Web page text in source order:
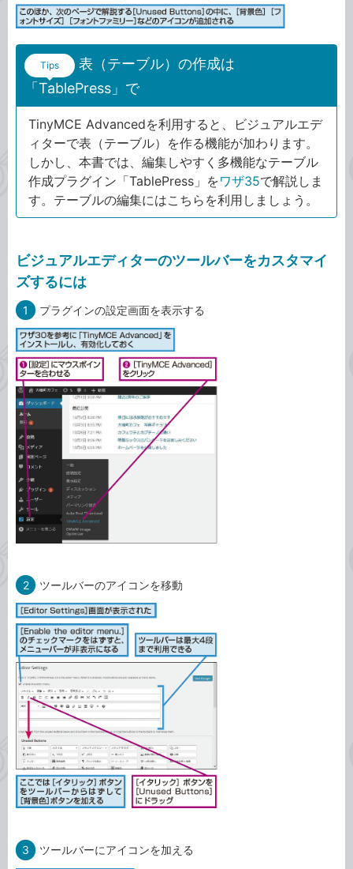
Tips
表（テーブル）の作成は
「TablePress」で
TinyMCE Advancedを利用すると、ビジュアルエデ
ィターで表（テーブル）を作る機能が加わります。
しかし、本書では、編集しやすく多機能なテーブル
作成プラグイン「TablePress」をワザ35で解説しま
す。テーブルの編集にはこちらを利用しましょう。
ビジュアルエディターのツールバーをカスタマイ
ズするには
1 プラグインの設定画面を表示する
2 ツールバーのアイコンを移動
3 ツールバーにアイコンを加える